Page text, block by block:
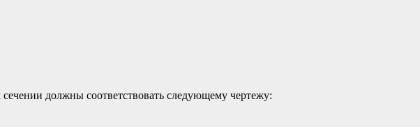
должны соответствовать следующему чертежу: